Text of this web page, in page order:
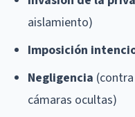
aislamiento)
Imposición
Negligencia
cámaras ocultas)